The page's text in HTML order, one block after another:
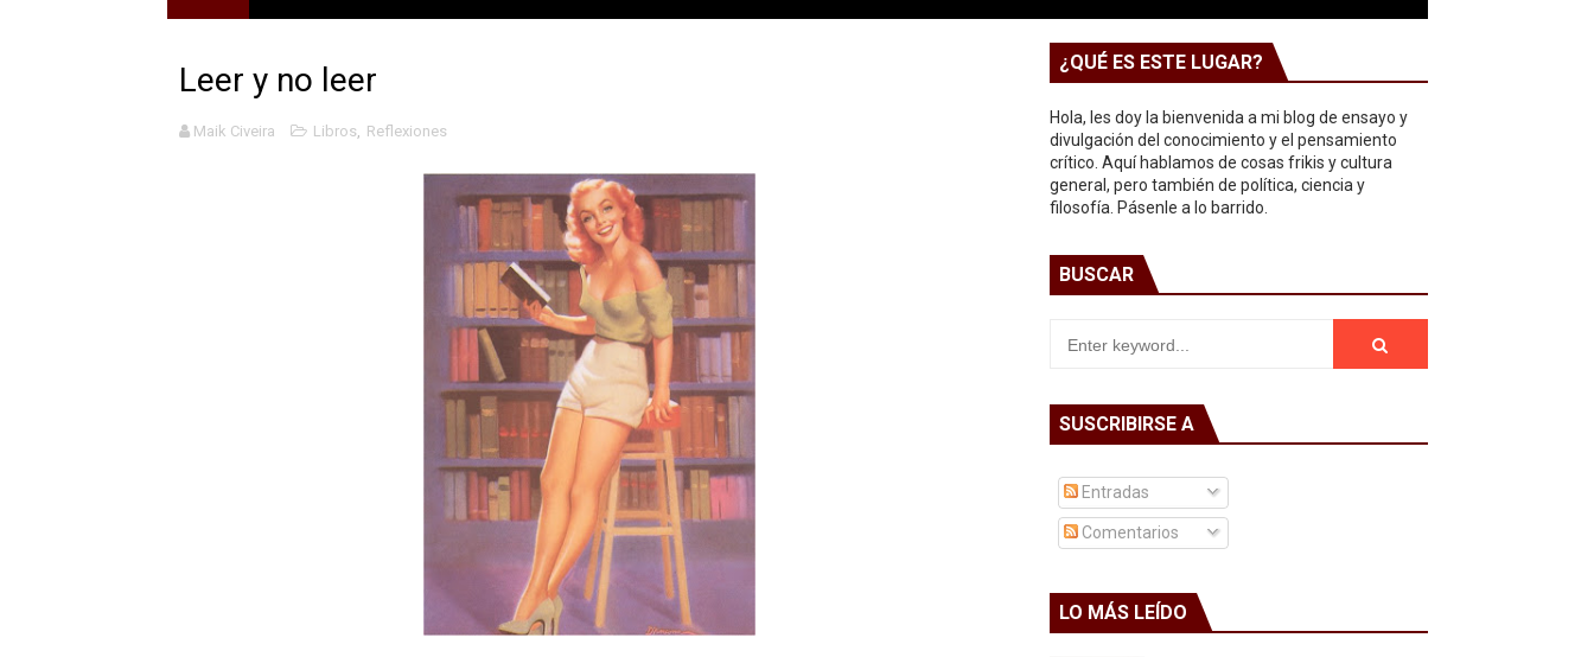
Gótico Mexicano
El mito de Frankenstein
25 grandes películas de terror del siglo XXI
Devoraos los unos a los otros
Charlie Kirk y la izquierda asesina
Dios es Cambio: Filosofía Earthseed para el fin del mundo
Nuestra era de genocidios
Mis historias favoritas de Superman
Transformers: ¿Una película marxista?
Gentile: Lo que debes entender sobre el fascismo
Definiendo: ¿Qué es el fascismo?
Leer y no leer
Maik Civeira Libros, Reflexiones
¿QUÉ ES ESTE LUGAR?
Hola, les doy la bienvenida a mi blog de ensayo y
divulgación del conocimiento y el pensamiento
crítico. Aquí hablamos de cosas frikis y cultura
general, pero también de política, ciencia y
filosofía. Pásenle a lo barrido.
BUSCAR
SUSCRIBIRSE A
Entradas
Comentarios
LO MÁS LEÍDO